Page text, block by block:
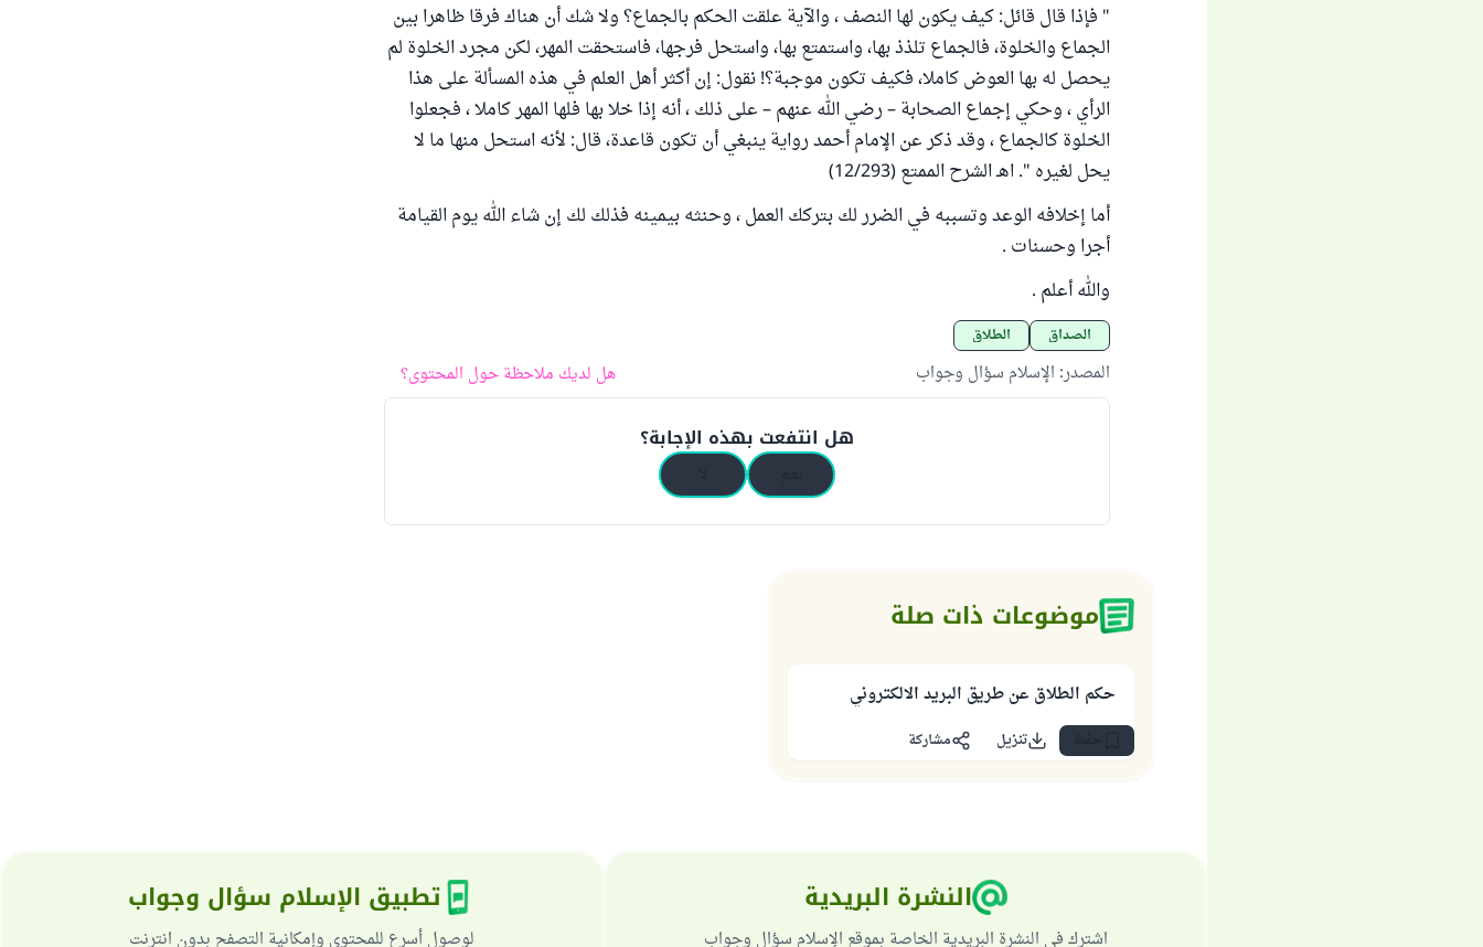
" فإذا قال قائل: كيف يكون لها النصف ، والآية علقت الحكم بالجماع؟ ولا شك أن هناك فرقا ظاهرا بين
الجماع والخلوة، فالجماع تلذذ بها، واستمتع بها، واستحل فرجها، فاستحقت المهر، لكن مجرد الخلوة لم
يحصل له بها العوض كاملا، فكيف تكون موجبة؟! نقول: إن أكثر أهل العلم في هذه المسألة على هذا
الرأي ، وحكي إجماع الصحابة – رضي الله عنهم – على ذلك ، أنه إذا خلا بها فلها المهر كاملا ، فجعلوا
الخلوة كالجماع ، وقد ذكر عن الإمام أحمد رواية ينبغي أن تكون قاعدة، قال: لأنه استحل منها ما لا
يحل لغيره ". اهـ الشرح الممتع (12/293)
أما إخلافه الوعد وتسببه في الضرر لك بتركك العمل ، وحنثه بيمينه فذلك لك إن شاء الله يوم القيامة
أجرا وحسنات .
والله أعلم .
الصداق الطلاق
المصدر: الإسلام سؤال وجواب هل لديك ملاحظة حول المحتوى؟
هل انتفعت بهذه الإجابة؟
موضوعات ذات صلة
حكم الطلاق عن طريق البريد الالكتروني
تنزيل مشاركة
النشرة البريدية
اشترك في النشرة البريدية الخاصة بموقع الإسلام سؤال وجواب
تطبيق الإسلام سؤال وجواب
لوصول أسرع للمحتوى وإمكانية التصفح بدون انترنت